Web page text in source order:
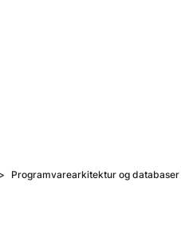
Programvarearkitektur og databaser